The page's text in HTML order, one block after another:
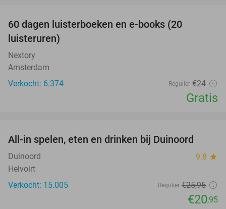
60 dagen luisterboeken en e-books (20
luisteruren)
Nextory
Amsterdam
Verkocht: 6.374
Regulier €24
Gratis
All-in spelen, eten en drinken bij Duinoord
Duinoord 9.8 star
Helvoirt
Verkocht: 15.005
Regulier €25,95
€20,95